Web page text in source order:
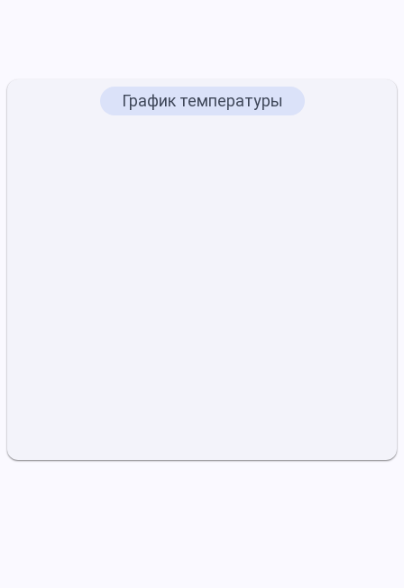
График температуры